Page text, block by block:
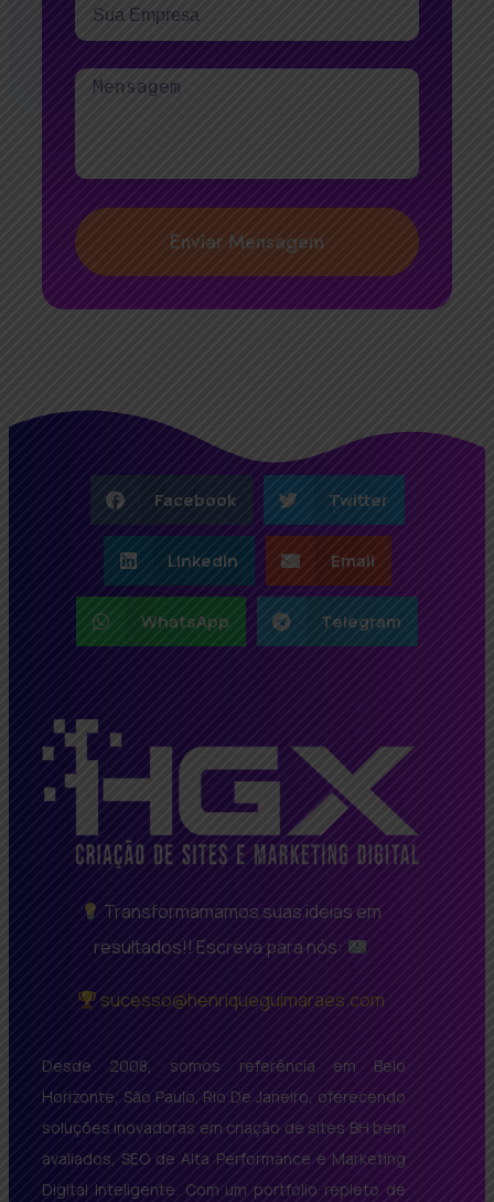
Enviar Mensagem
Facebook Twitter
LinkedIn Email
WhatsApp Telegram
Transformamamos suas ideias em
resultados!! Escreva para nós:
sucesso@henriqueguimaraes.com
Desde 2008, somos referência em Belo
Horizonte, São Paulo, Rio De Janeiro, oferecendo
soluções inovadoras em criação de sites BH bem
avaliados, SEO de Alta Performance e Marketing
Digital Inteligente. Com um portfólio repleto de